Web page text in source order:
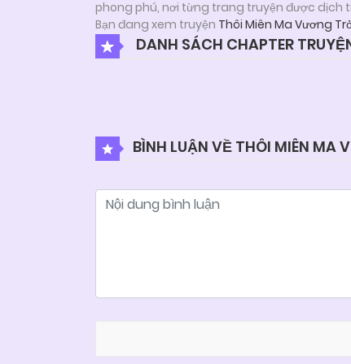
phong phú, nơi từng trang truyện được dịch
Bạn đang xem truyện Thôi Miên Ma Vương
DANH SÁCH CHAPTER
BÌNH LUẬN VỀ THÔI MIÊN MA